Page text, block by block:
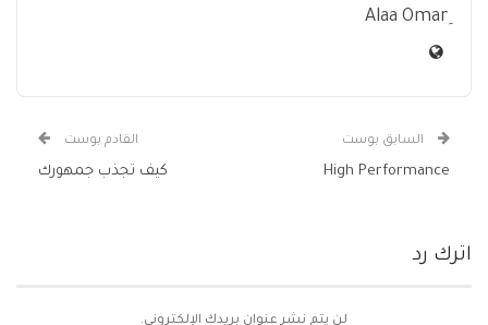
السابق بوست
High Performance
القادم بوست
كيف تجذب جمهورك
اترك رد
لن يتم نشر عنوان بريدك الإلكتروني.